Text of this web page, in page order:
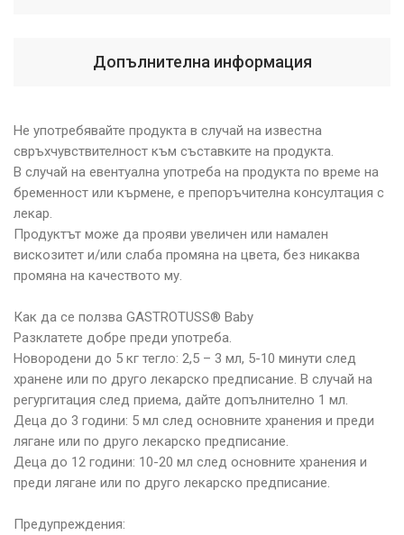
Допълнителна информация
Не употребявайте продукта в случай на известна
свръхчувствителност към съставките на продукта.
В случай на евентуална употреба на продукта по време на
бременност или кърмене, е препоръчителна консултация с
лекар.
Продуктът може да прояви увеличен или намален
вискозитет и/или слаба промяна на цвета, без никаква
промяна на качеството му.
Как да се ползва GASTROTUSS® Baby
Разклатете добре преди употреба.
Новородени до 5 кг тегло: 2,5 – 3 мл, 5-10 минути след
хранене или по друго лекарско предписание. В случай на
регургитация след приема, дайте допълнително 1 мл.
Деца до 3 години: 5 мл след основните хранения и преди
лягане или по друго лекарско предписание.
Деца до 12 години: 10-20 мл след основните хранения и
преди лягане или по друго лекарско предписание.
Предупреждения: